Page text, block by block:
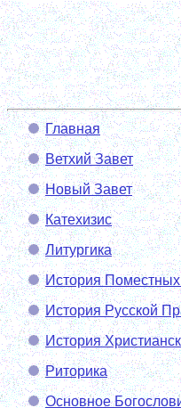
Главная
Ветхий Завет
Новый Завет
Катехизис
Литургика
История
История Русской
История
Риторика
Основное